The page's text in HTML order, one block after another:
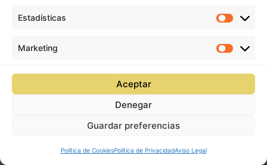
Estadísticas
Marketing
Aceptar
Denegar
Guardar preferencias
Política de CookiesPolítica de PrivacidadAviso Legal